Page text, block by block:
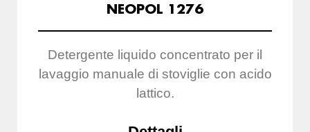
NEOPOL 1276
Detergente liquido concentrato per il
lavaggio manuale di stoviglie con acido
lattico.